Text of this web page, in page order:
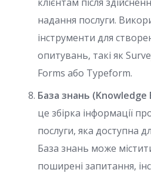
надання послуги.
інструменти для
опитувань, такі як
Forms або Typeform.
База знань (Knowledge
це збірка інформації
послуги, яка доступна
База знань може
поширені запитання,